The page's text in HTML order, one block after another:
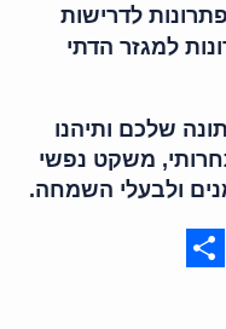
לדרישות
למגזר הדתי
שלכם ותיהנו
משקט נפשי
ולבעלי השמחה.